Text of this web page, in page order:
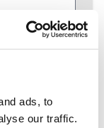
ads, to
our traffic.